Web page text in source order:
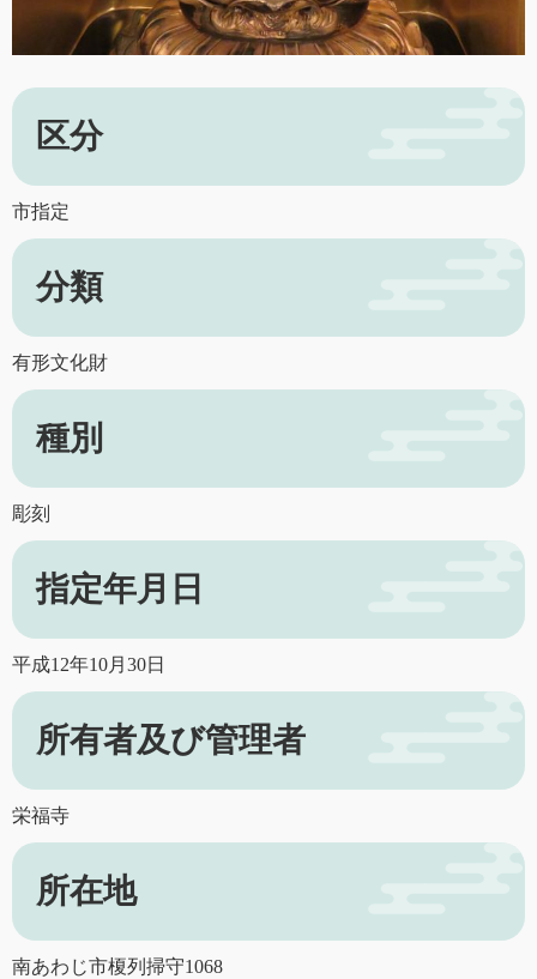
区分
市指定
分類
有形文化財
種別
彫刻
指定年月日
平成12年10月30日
所有者及び管理者
栄福寺
所在地
南あわじ市榎列掃守1068